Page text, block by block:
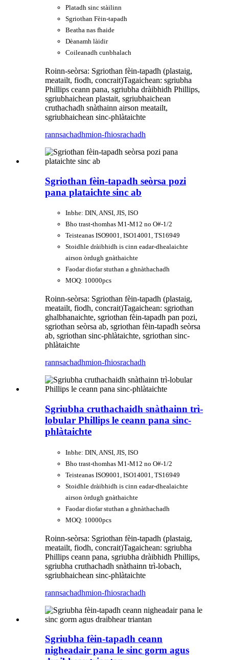
Platadh sinc stàilinn
Sgriothan Fèin-tapadh
Beatha nas fhaide
Dèanamh làidir
Coileanadh cunbhalach
Roinn-seòrsa: Sgriothan fèin-tapadh (plastaig,
meatailt, fiodh, concrait)Tagaichean: sgriubha
Phillips ceann pana, sgriubha dràibhidh Phillips,
sgriubhaichean plastait, sgriubhaichean
cruthachadh snàthainn airson meatailt,
sgriubhaichean sinc-phlàtaichte
rannsachadhmion-fhiosrachadh
Sgriothan fèin-tapadh seòrsa pozi
pana plataichte sinc ab
Inbhe: DIN, ANSI, JIS, ISO
Bho trast-thomhas M1-M12 no O#-1/2
Teisteanas ISO9001, ISO14001, TS16949
Stoidhle dràibhidh is cinn eadar-dhealaichte
airson òrdugh gnàthaichte
Faodar diofar stuthan a ghnàthachadh
MOQ: 10000pcs
Roinn-seòrsa: Sgriothan fèin-tapadh (plastaig,
meatailt, fiodh, concrait)Tagaichean: sgriothan
ghalbhanaichte, sgriothan fèin-tapadh pan pozi,
sgriothan seòrsa ab, sgriothan fèin-tapadh seòrsa
ab, sgriothan sinc-phlàtaichte, sgriothan sinc-
phlàtaichte
rannsachadhmion-fhiosrachadh
Sgriubha cruthachaidh snàthainn trì-
lobular Phillips le ceann pana sinc-
phlàtaichte
Inbhe: DIN, ANSI, JIS, ISO
Bho trast-thomhas M1-M12 no O#-1/2
Teisteanas ISO9001, ISO14001, TS16949
Stoidhle dràibhidh is cinn eadar-dhealaichte
airson òrdugh gnàthaichte
Faodar diofar stuthan a ghnàthachadh
MOQ: 10000pcs
Roinn-seòrsa: Sgriothan fèin-tapadh (plastaig,
meatailt, fiodh, concrait)Tagaichean: sgriubha
Phillips ceann pana, sgriubha dràibhidh Phillips,
sgriubha cruthachadh snàthainn trì-lobach,
sgriubhaichean sinc-phlàtaichte
rannsachadhmion-fhiosrachadh
Sgriubha fèin-tapadh ceann
nigheadair pana le sinc gorm agus